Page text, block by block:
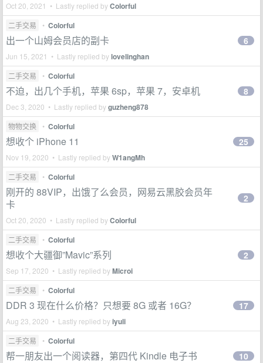
Oct 20, 2021 • Lastly replied byColorful
二手交易 • Colorful
出一个山姆会员店的副卡
Jun 15, 2021 • Lastly replied bylovelinghan
6
二手交易 • Colorful
不迫，出几个手机，苹果 6sp，苹果 7，安卓机
Dec 3, 2020 • Lastly replied byguzheng878
8
物物交换 • Colorful
想收个 iPhone 11
Nov 19, 2020 • Lastly replied byW1angMh
25
二手交易 • Colorful
刚开的 88VIP，出饿了么会员，网易云黑胶会员年
卡
Oct 20, 2020 • Lastly replied byColorful
2
二手交易 • Colorful
想收个大疆御”Mavic”系列
Sep 17, 2020 • Lastly replied byMicroi
2
二手交易 • Colorful
DDR 3 现在什么价格？只想要 8G 或者 16G？
Aug 23, 2020 • Lastly replied byiyuli
17
二手交易 • Colorful
帮一朋友出一个阅读器，第四代 Kindle 电子书 10